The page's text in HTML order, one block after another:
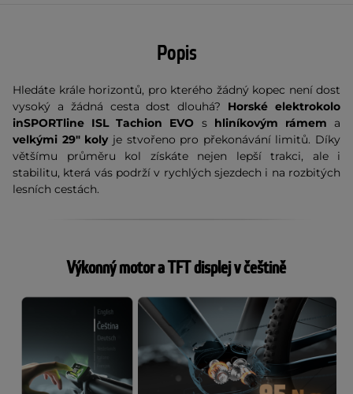
Popis
Hledáte krále horizontů, pro kterého žádný kopec není dost
vysoký a žádná cesta dost dlouhá? Horské elektrokolo
inSPORTline ISL Tachion EVO s hliníkovým rámem a
velkými 29" kolyje stvořeno pro překonávání limitů. Díky
většímu průměru kol získáte nejen lepší trakci, ale i
stabilitu, která vás podrží v rychlých sjezdech i na rozbitých
lesních cestách.
Výkonný motor a TFT displej v češtině